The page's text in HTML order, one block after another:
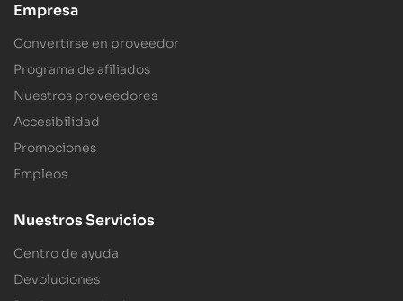
Empresa
Convertirse en proveedor
Programa de afiliados
Nuestros proveedores
Accesibilidad
Promociones
Empleos
Nuestros Servicios
Centro de ayuda
Devoluciones